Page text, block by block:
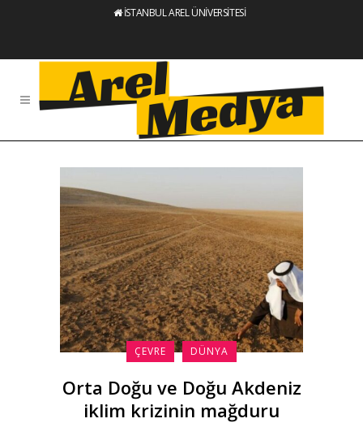
İSTANBUL AREL ÜNİVERSİTESİ
ÇEVRE DÜNYA
Orta Doğu ve Doğu Akdeniz
iklim krizinin mağduru